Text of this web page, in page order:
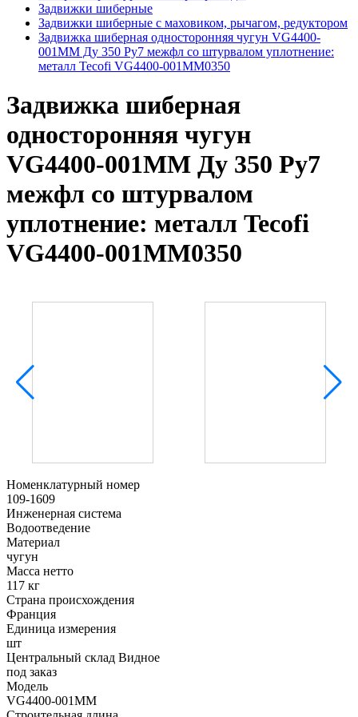
Задвижки шиберные
Задвижки шиберные с маховиком, рычагом, редуктором
Задвижка шиберная односторонняя чугун VG4400-
001MM Ду 350 Ру7 межфл со штурвалом уплотнение:
металл Tecofi VG4400-001MM0350
Задвижка шиберная
односторонняя чугун
VG4400-001MM Ду 350 Ру7
межфл со штурвалом
уплотнение: металл Tecofi
VG4400-001MM0350
Номенклатурный номер
109-1609
Инженерная система
Водоотведение
Материал
чугун
Масса нетто
117 кг
Страна происхождения
Франция
Единица измерения
шт
Центральный склад Видное
под заказ
Модель
VG4400-001MM